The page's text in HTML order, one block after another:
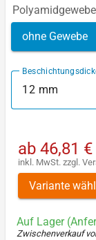
Polyamidgewebe
ohne Gewebe
12 mm
ab 46,81 €
inkl. MwSt. zzgl.
Variante
Auf Lager
Zwischenverkauf